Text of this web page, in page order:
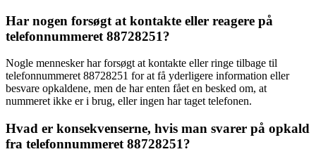
Har nogen forsøgt at kontakte eller reagere på
telefonnummeret 88728251?
Nogle mennesker har forsøgt at kontakte eller ringe tilbage til
telefonnummeret 88728251 for at få yderligere information eller
besvare opkaldene, men de har enten fået en besked om, at
nummeret ikke er i brug, eller ingen har taget telefonen.
Hvad er konsekvenserne, hvis man svarer på opkald
fra telefonnummeret 88728251?